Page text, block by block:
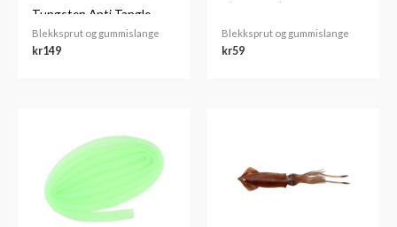
Tungsten Anti Tangle
Tube 0.60mm 1m 2pcs
Blekksprut og gummislange
kr149
Blekksprut og gummislange
kr59